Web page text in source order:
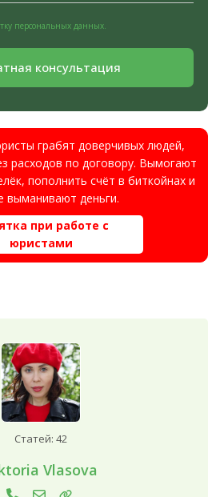
персональных данных.
консультация
грабят доверчивых людей,
расходов по договору. Вымогают
пополнить счёт в биткойнах и
выманивают деньги.
при работе с
юристами
Статей: 42
Vlasova